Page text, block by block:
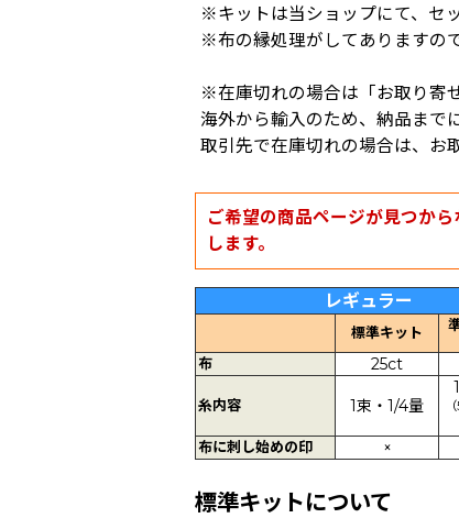
※キットは当ショップにて、セ
※布の縁処理がしてありますの
※在庫切れの場合は「お取り寄
海外から輸入のため、納品まで
取引先で在庫切れの場合は、お
ご希望の商品ページが見つか
します。
レギュラー
標準キット
布
25ct
糸内容 1束・1/4量
布に刺し始めの印 ×
標準キットについて